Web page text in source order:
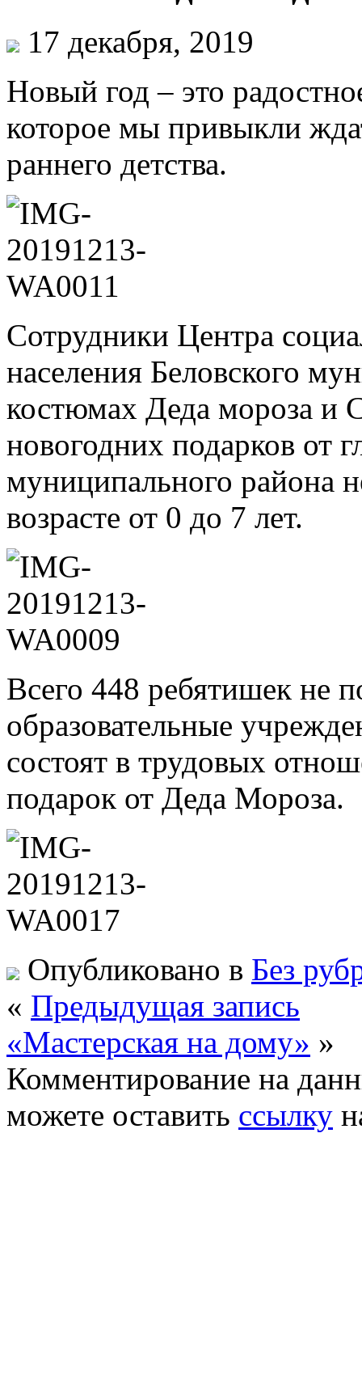
17 декабря, 2019
Новый год – это
которое мы привыкли
раннего детства.
Сотрудники Центра
населения Беловского
костюмах Деда мороза и
новогодних подарков от
муниципального района
возрасте от 0 до 7 лет.
Всего 448 ребятишек не
образовательные
состоят в трудовых
подарок от Деда Мороза.
Опубликовано в Без
« Предыдущая запись
«Мастерская на дому» »
Комментирование на
можете оставить ссылку